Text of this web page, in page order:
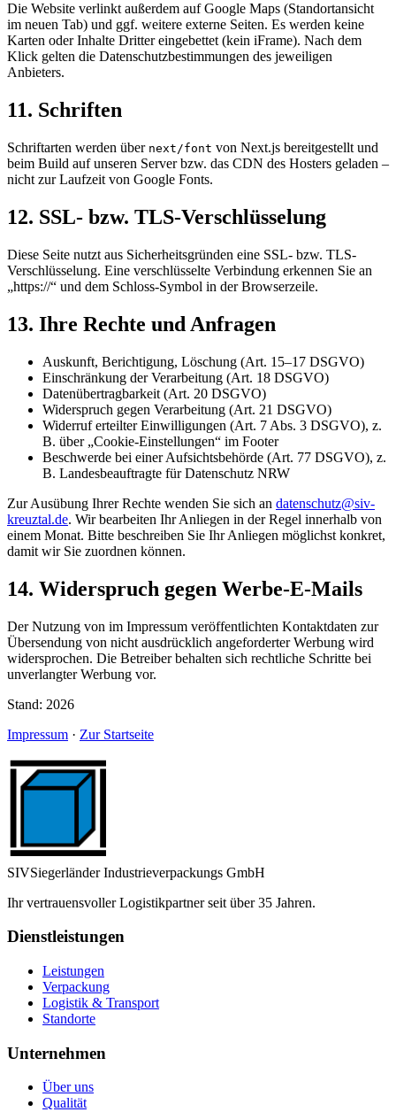
Die Website verlinkt außerdem auf Google Maps (Standortansicht
im neuen Tab) und ggf. weitere externe Seiten. Es werden keine
Karten oder Inhalte Dritter eingebettet (kein iFrame). Nach dem
Klick gelten die Datenschutzbestimmungen des jeweiligen
Anbieters.
11. Schriften
Schriftarten werden über next/font von Next.js bereitgestellt und
beim Build auf unseren Server bzw. das CDN des Hosters geladen –
nicht zur Laufzeit von Google Fonts.
12. SSL- bzw. TLS-Verschlüsselung
Diese Seite nutzt aus Sicherheitsgründen eine SSL- bzw. TLS-
Verschlüsselung. Eine verschlüsselte Verbindung erkennen Sie an
„https://“ und dem Schloss-Symbol in der Browserzeile.
13. Ihre Rechte und Anfragen
Auskunft, Berichtigung, Löschung (Art. 15–17 DSGVO)
Einschränkung der Verarbeitung (Art. 18 DSGVO)
Datenübertragbarkeit (Art. 20 DSGVO)
Widerspruch gegen Verarbeitung (Art. 21 DSGVO)
Widerruf erteilter Einwilligungen (Art. 7 Abs. 3 DSGVO), z.
B. über „Cookie-Einstellungen“ im Footer
Beschwerde bei einer Aufsichtsbehörde (Art. 77 DSGVO), z.
B. Landesbeauftragte für Datenschutz NRW
Zur Ausübung Ihrer Rechte wenden Sie sich an datenschutz@siv-
kreuztal.de. Wir bearbeiten Ihr Anliegen in der Regel innerhalb von
einem Monat. Bitte beschreiben Sie Ihr Anliegen möglichst konkret,
damit wir Sie zuordnen können.
14. Widerspruch gegen Werbe-E-Mails
Der Nutzung von im Impressum veröffentlichten Kontaktdaten zur
Übersendung von nicht ausdrücklich angeforderter Werbung wird
widersprochen. Die Betreiber behalten sich rechtliche Schritte bei
unverlangter Werbung vor.
Stand: 2026
Impressum · Zur Startseite
SIVSiegerländer Industrieverpackungs GmbH
Ihr vertrauensvoller Logistikpartner seit über 35 Jahren.
Dienstleistungen
Leistungen
Verpackung
Logistik & Transport
Standorte
Unternehmen
Über uns
Qualität